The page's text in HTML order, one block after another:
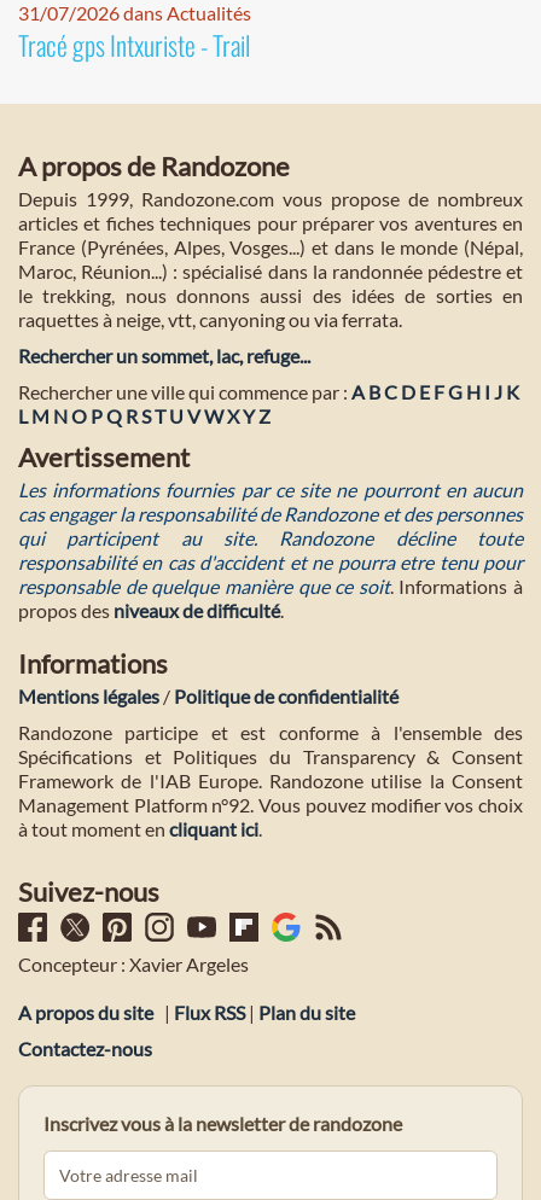
31/07/2026 dans Actualités
Tracé gps Intxuriste - Trail
A propos de Randozone
Depuis 1999, Randozone.com vous propose de nombreux
articles et fiches techniques pour préparer vos aventures en
France (Pyrénées, Alpes, Vosges...) et dans le monde (Népal,
Maroc, Réunion...) : spécialisé dans la randonnée pédestre et
le trekking, nous donnons aussi des idées de sorties en
raquettes à neige, vtt, canyoning ou via ferrata.
Rechercher un sommet, lac, refuge...
Rechercher une ville qui commence par : A BC D E FG H I J K
L M NO PQ RST U VWXYZ
Avertissement
Les informations fournies par ce site ne pourront en aucun
cas engager la responsabilité de Randozone et des personnes
qui participent au site. Randozone décline toute
responsabilité en cas d'accident et ne pourra etre tenu pour
responsable de quelque manière que ce soit. Informations à
propos des niveaux de difficulté.
Informations
Mentions légales / Politique de confidentialité
Randozone participe et est conforme à l'ensemble des
Spécifications et Politiques du Transparency & Consent
Framework de l'IAB Europe. Randozone utilise la Consent
Management Platform n°92. Vous pouvez modifier vos choix
à tout moment en cliquant ici.
Suivez-nous
Concepteur : Xavier Argeles
A propos du site | Flux RSS| Plan du site
Contactez-nous
Inscrivez vous à la newsletter de randozone